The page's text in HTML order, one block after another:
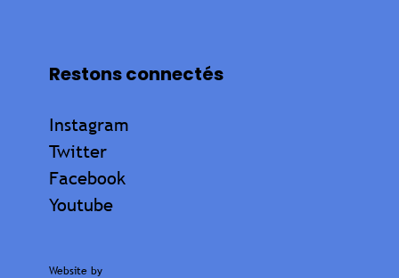
Restons connectés
Instagram
Twitter
Facebook
Youtube
Website by